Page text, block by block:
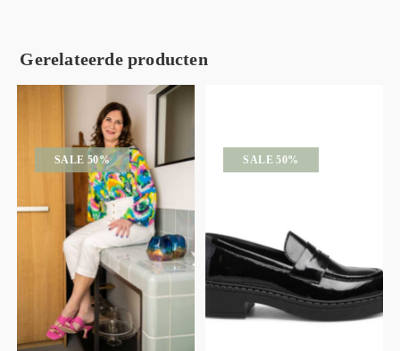
Gerelateerde producten
SALE 50% SALE 50%